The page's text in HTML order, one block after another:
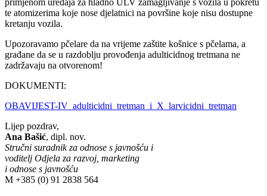
te atomizerima koje nose djelatnici na površine koje nisu dostupne
kretanju vozila.
Upozoravamo pčelare da na vrijeme zaštite košnice s pčelama, a
građane da se u razdoblju provođenja adulticidnog tretmana ne
zadržavaju na otvorenom!
DOKUMENTI:
OBAVIJEST-IV_adulticidni_tretman_i_X_larvicidni_tretman
Lijep pozdrav,
Ana Bašić, dipl. nov.
Stručni suradnik za odnose s javnošću i
voditelj Odjela za razvoj, marketing
i odnose s javnošću
M +385 (0) 91 2838 564